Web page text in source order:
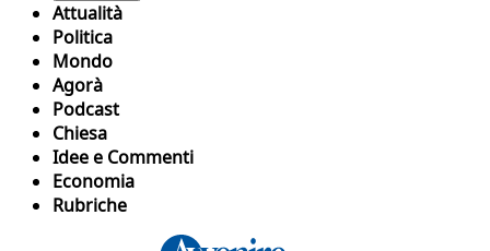
Attualità
Politica
Mondo
Agorà
Podcast
Chiesa
Idee e Commenti
Economia
Rubriche